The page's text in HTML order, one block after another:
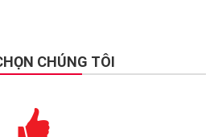
CHÚNG TÔI